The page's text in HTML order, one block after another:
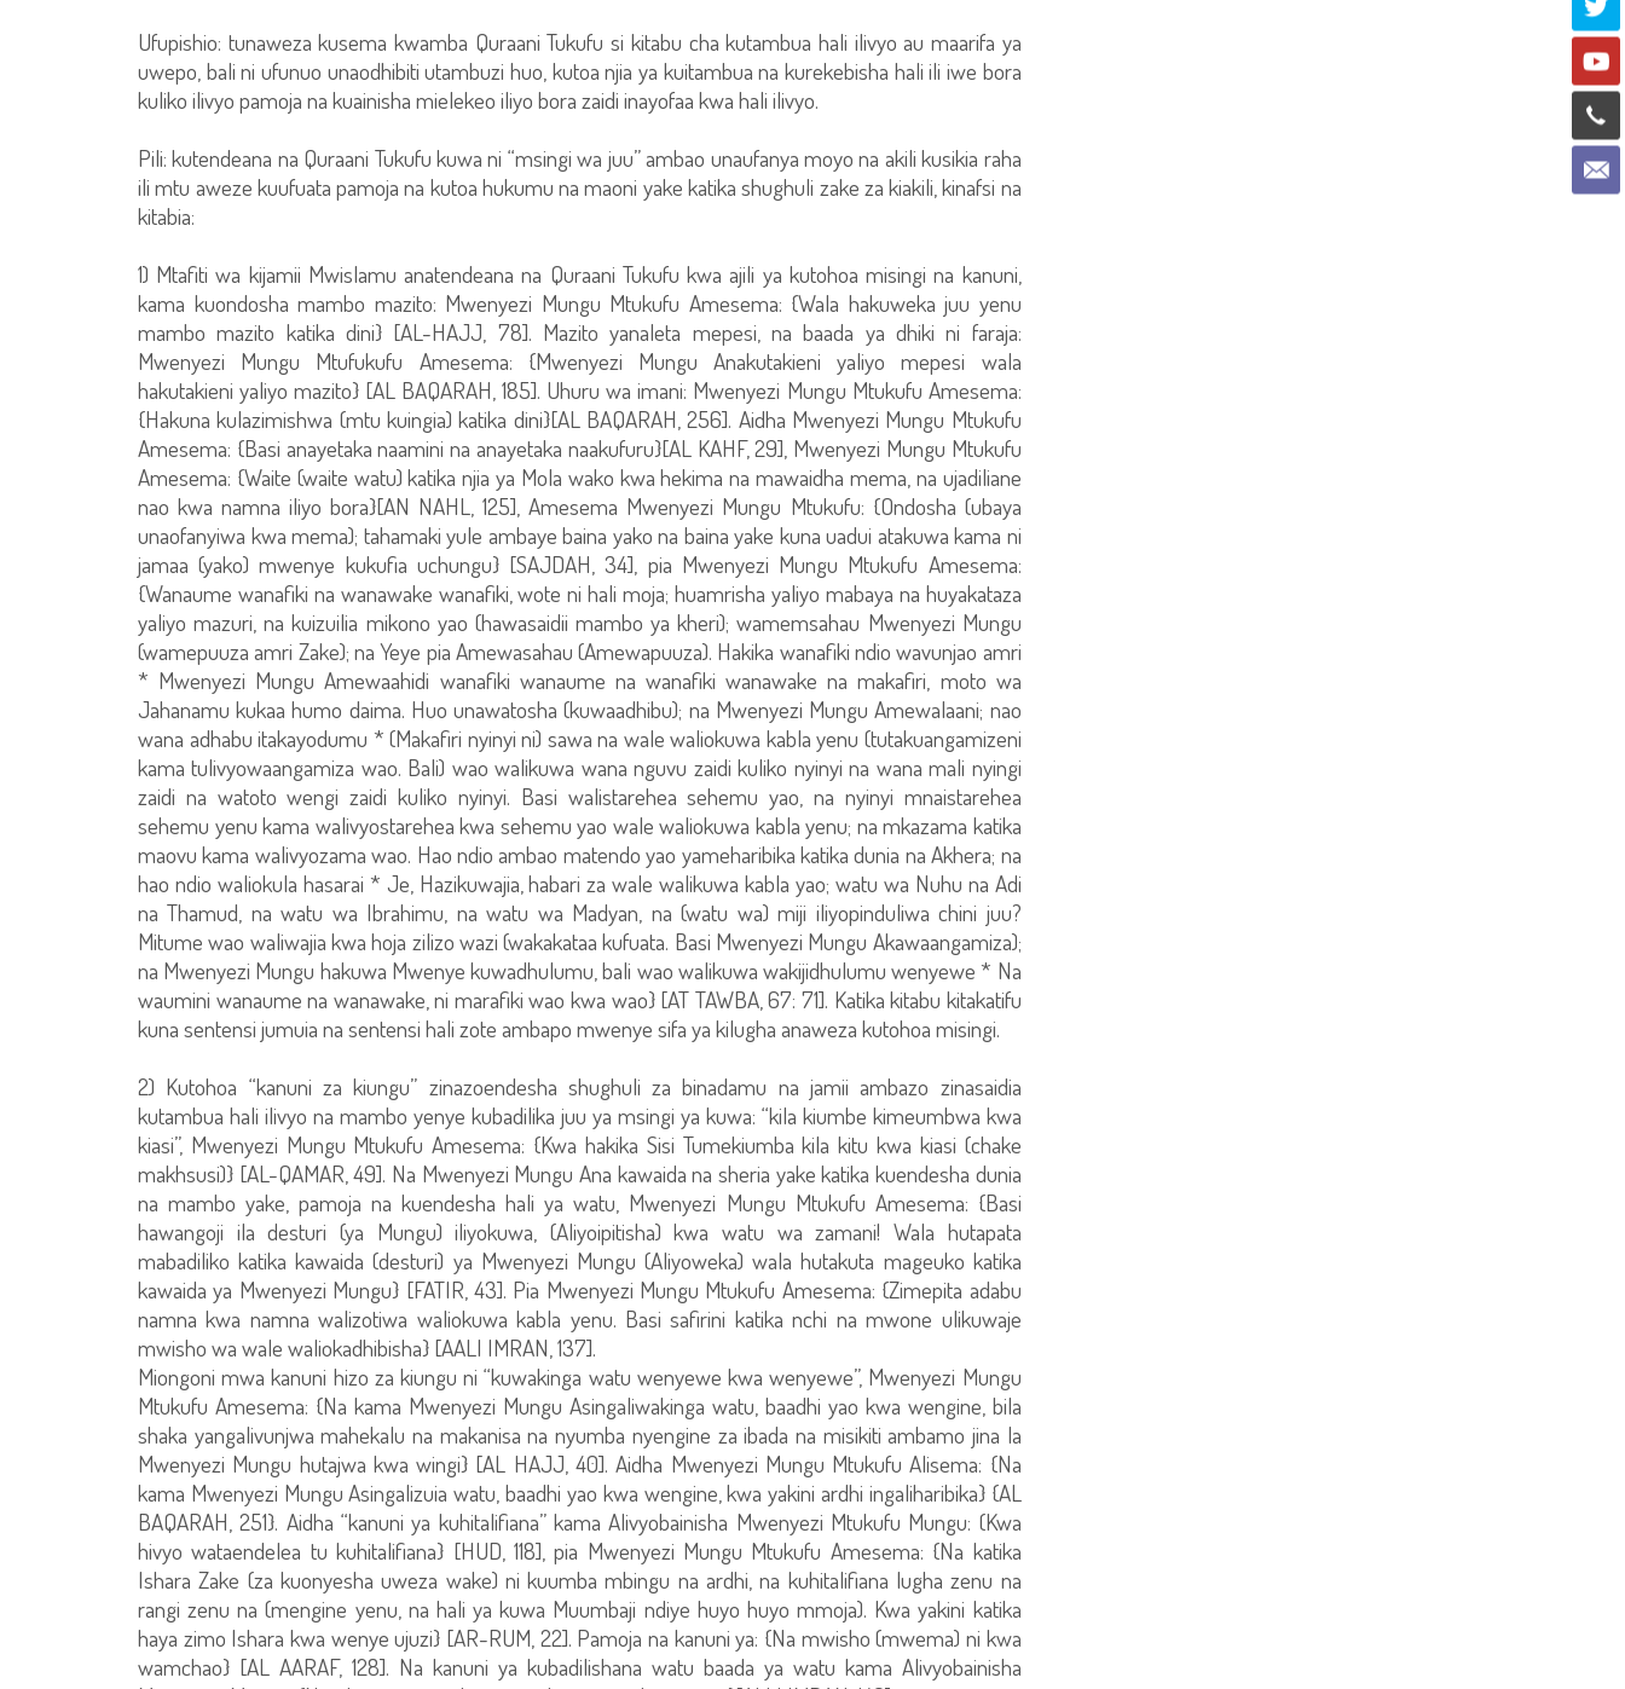
Ufupishio: tunaweza kusema kwamba Quraani Tukufu si kitabu cha kutambua hali ilivyo au maarifa ya
uwepo, bali ni ufunuo unaodhibiti utambuzi huo, kutoa njia ya kuitambua na kurekebisha hali ili iwe bora
kuliko ilivyo pamoja na kuainisha mielekeo iliyo bora zaidi inayofaa kwa hali ilivyo.
Pili: kutendeana na Quraani Tukufu kuwa ni “msingi wa juu” ambao unaufanya moyo na akili kusikia raha
ili mtu aweze kuufuata pamoja na kutoa hukumu na maoni yake katika shughuli zake za kiakili, kinafsi na
kitabia:
1) Mtafiti wa kijamii Mwislamu anatendeana na Quraani Tukufu kwa ajili ya kutohoa misingi na kanuni,
kama kuondosha mambo mazito: Mwenyezi Mungu Mtukufu Amesema: {Wala hakuweka juu yenu
mambo mazito katika dini} [AL-HAJJ, 78]. Mazito yanaleta mepesi, na baada ya dhiki ni faraja:
Mwenyezi Mungu Mtufukufu Amesema: {Mwenyezi Mungu Anakutakieni yaliyo mepesi wala
hakutakieni yaliyo mazito} [AL BAQARAH, 185]. Uhuru wa imani: Mwenyezi Mungu Mtukufu Amesema:
{Hakuna kulazimishwa (mtu kuingia) katika dini}[AL BAQARAH, 256]. Aidha Mwenyezi Mungu Mtukufu
Amesema: {Basi anayetaka naamini na anayetaka naakufuru}[AL KAHF, 29], Mwenyezi Mungu Mtukufu
Amesema: {Waite (waite watu) katika njia ya Mola wako kwa hekima na mawaidha mema, na ujadiliane
nao kwa namna iliyo bora}[AN NAHL, 125], Amesema Mwenyezi Mungu Mtukufu: {Ondosha (ubaya
unaofanyiwa kwa mema); tahamaki yule ambaye baina yako na baina yake kuna uadui atakuwa kama ni
jamaa (yako) mwenye kukufia uchungu} [SAJDAH, 34], pia Mwenyezi Mungu Mtukufu Amesema:
{Wanaume wanafiki na wanawake wanafiki, wote ni hali moja; huamrisha yaliyo mabaya na huyakataza
yaliyo mazuri, na kuizuilia mikono yao (hawasaidii mambo ya kheri); wamemsahau Mwenyezi Mungu
(wamepuuza amri Zake); na Yeye pia Amewasahau (Amewapuuza). Hakika wanafiki ndio wavunjao amri
* Mwenyezi Mungu Amewaahidi wanafiki wanaume na wanafiki wanawake na makafiri, moto wa
Jahanamu kukaa humo daima. Huo unawatosha (kuwaadhibu); na Mwenyezi Mungu Amewalaani; nao
wana adhabu itakayodumu * (Makafiri nyinyi ni) sawa na wale waliokuwa kabla yenu (tutakuangamizeni
kama tulivyowaangamiza wao. Bali) wao walikuwa wana nguvu zaidi kuliko nyinyi na wana mali nyingi
zaidi na watoto wengi zaidi kuliko nyinyi. Basi walistarehea sehemu yao, na nyinyi mnaistarehea
sehemu yenu kama walivyostarehea kwa sehemu yao wale waliokuwa kabla yenu; na mkazama katika
maovu kama walivyozama wao. Hao ndio ambao matendo yao yameharibika katika dunia na Akhera; na
hao ndio waliokula hasarai * Je, Hazikuwajia, habari za wale walikuwa kabla yao; watu wa Nuhu na Adi
na Thamud, na watu wa Ibrahimu, na watu wa Madyan, na (watu wa) miji iliyopinduliwa chini juu?
Mitume wao waliwajia kwa hoja zilizo wazi (wakakataa kufuata. Basi Mwenyezi Mungu Akawaangamiza);
na Mwenyezi Mungu hakuwa Mwenye kuwadhulumu, bali wao walikuwa wakijidhulumu wenyewe * Na
waumini wanaume na wanawake, ni marafiki wao kwa wao} [AT TAWBA, 67: 71]. Katika kitabu kitakatifu
kuna sentensi jumuia na sentensi hali zote ambapo mwenye sifa ya kilugha anaweza kutohoa misingi.
2) Kutohoa “kanuni za kiungu” zinazoendesha shughuli za binadamu na jamii ambazo zinasaidia
kutambua hali ilivyo na mambo yenye kubadilika juu ya msingi ya kuwa: “kila kiumbe kimeumbwa kwa
kiasi”, Mwenyezi Mungu Mtukufu Amesema: {Kwa hakika Sisi Tumekiumba kila kitu kwa kiasi (chake
makhsusi)} [AL-QAMAR, 49]. Na Mwenyezi Mungu Ana kawaida na sheria yake katika kuendesha dunia
na mambo yake, pamoja na kuendesha hali ya watu, Mwenyezi Mungu Mtukufu Amesema: {Basi
hawangoji ila desturi (ya Mungu) iliyokuwa, (Aliyoipitisha) kwa watu wa zamani! Wala hutapata
mabadiliko katika kawaida (desturi) ya Mwenyezi Mungu (Aliyoweka) wala hutakuta mageuko katika
kawaida ya Mwenyezi Mungu} [FATIR, 43]. Pia Mwenyezi Mungu Mtukufu Amesema: {Zimepita adabu
namna kwa namna walizotiwa waliokuwa kabla yenu. Basi safirini katika nchi na mwone ulikuwaje
mwisho wa wale waliokadhibisha} [AALI IMRAN, 137].
Miongoni mwa kanuni hizo za kiungu ni “kuwakinga watu wenyewe kwa wenyewe”, Mwenyezi Mungu
Mtukufu Amesema: {Na kama Mwenyezi Mungu Asingaliwakinga watu, baadhi yao kwa wengine, bila
shaka yangalivunjwa mahekalu na makanisa na nyumba nyengine za ibada na misikiti ambamo jina la
Mwenyezi Mungu hutajwa kwa wingi} [AL HAJJ, 40]. Aidha Mwenyezi Mungu Mtukufu Alisema: {Na
kama Mwenyezi Mungu Asingalizuia watu, baadhi yao kwa wengine, kwa yakini ardhi ingaliharibika} {AL
BAQARAH, 251}. Aidha “kanuni ya kuhitalifiana” kama Alivyobainisha Mwenyezi Mtukufu Mungu: (Kwa
hivyo wataendelea tu kuhitalifiana} [HUD, 118], pia Mwenyezi Mungu Mtukufu Amesema: {Na katika
Ishara Zake (za kuonyesha uweza wake) ni kuumba mbingu na ardhi, na kuhitalifiana lugha zenu na
rangi zenu na (mengine yenu, na hali ya kuwa Muumbaji ndiye huyo huyo mmoja). Kwa yakini katika
haya zimo Ishara kwa wenye ujuzi} [AR-RUM, 22]. Pamoja na kanuni ya: {Na mwisho (mwema) ni kwa
wamchao} [AL AARAF, 128]. Na kanuni ya kubadilishana watu baada ya watu kama Alivyobainisha